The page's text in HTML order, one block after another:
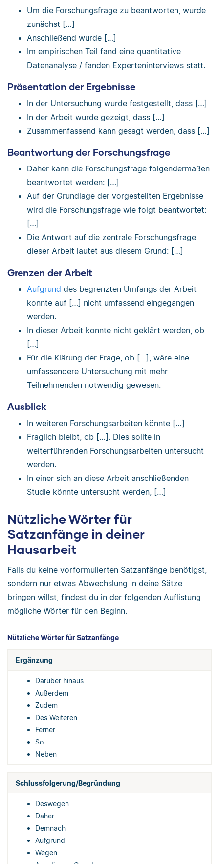
Um die Forschungsfrage zu beantworten, wurde
zunächst […]
Anschließend wurde […]
Im empirischen Teil fand eine quantitative
Datenanalyse / fanden Experteninterviews statt.
Präsentation der Ergebnisse
In der Untersuchung wurde festgestellt, dass […]
In der Arbeit wurde gezeigt, dass […]
Zusammenfassend kann gesagt werden, dass […]
Beantwortung der Forschungsfrage
Daher kann die Forschungsfrage folgendermaßen
beantwortet werden: […]
Auf der Grundlage der vorgestellten Ergebnisse
wird die Forschungsfrage wie folgt beantwortet:
[…]
Die Antwort auf die zentrale Forschungsfrage
dieser Arbeit lautet aus diesem Grund: […]
Grenzen der Arbeit
Aufgrund des begrenzten Umfangs der Arbeit
konnte auf […] nicht umfassend eingegangen
werden.
In dieser Arbeit konnte nicht geklärt werden, ob
[…]
Für die Klärung der Frage, ob […], wäre eine
umfassendere Untersuchung mit mehr
Teilnehmenden notwendig gewesen.
Ausblick
In weiteren Forschungsarbeiten könnte […]
Fraglich bleibt, ob […]. Dies sollte in
weiterführenden Forschungsarbeiten untersucht
werden.
In einer sich an diese Arbeit anschließenden
Studie könnte untersucht werden, […]
Nützliche Wörter für
Satzanfänge in deiner
Hausarbeit
Falls du keine vorformulierten Satzanfänge benötigst,
sondern nur etwas Abwechslung in deine Sätze
bringen willst, findest du in der folgenden Auflistung
mögliche Wörter für den Beginn.
Nützliche Wörter für Satzanfänge
Ergänzung
Darüber hinaus
Außerdem
Zudem
Des Weiteren
Ferner
So
Neben
Schlussfolgerung/Begründung
Deswegen
Daher
Demnach
Aufgrund
Wegen